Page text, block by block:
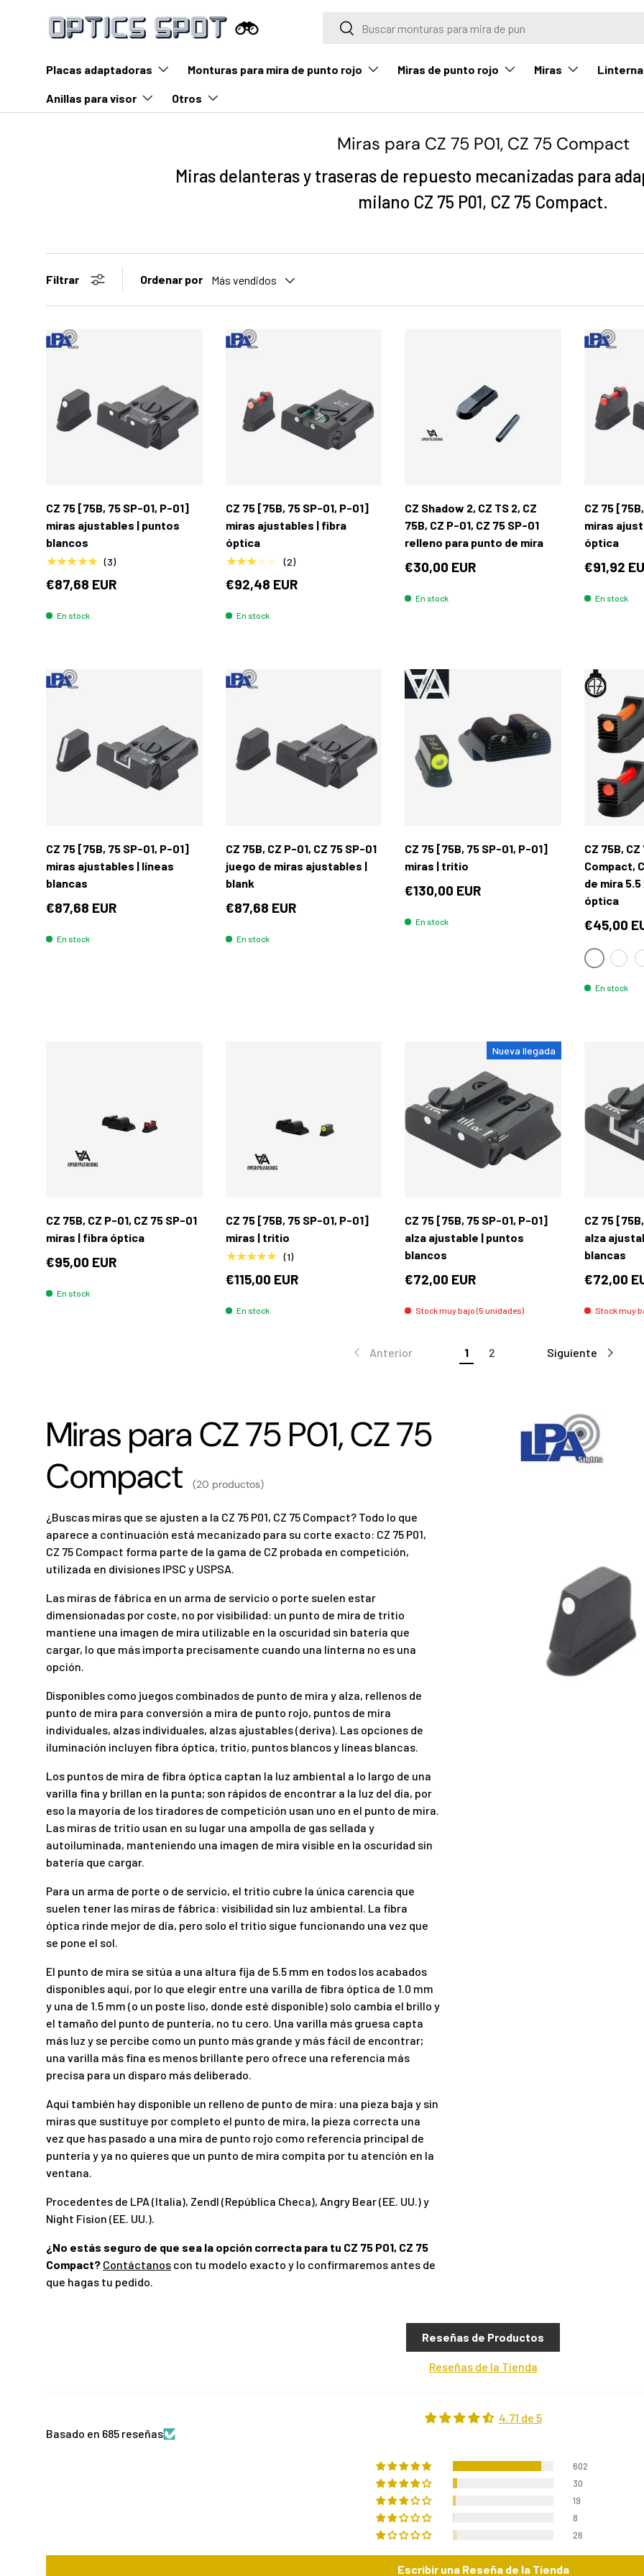
Saltar al contenido Buscar
Buscar
Placas adaptadoras Monturas para mira de punto rojo Miras de punto rojo Miras
Anillas para visor Otros
Miras para CZ 75 P01, CZ 75 Compact
Miras delanteras y traseras de repuesto mecanizadas para
milano CZ 75 P01, CZ 75 Compact.
Filtrar Ordenar por Más vendidos
CZ 75 [75B, 75 SP-01, P-01]
miras ajustables | puntos
blancos
★★★★★ (3)
€87,68 EUR
En stock
CZ 75 [75B, 75 SP-01, P-01]
miras ajustables | fibra
óptica
★★★★★ (2)
€92,48 EUR
En stock
CZ Shadow 2, CZ TS 2, CZ
75B, CZ P-01, CZ 75 SP-01
relleno para punto de mira
€30,00 EUR
En stock
CZ 75
miras
óptica
€91,92
En stock
CZ 75 [75B, 75 SP-01, P-01]
miras ajustables | líneas
blancas
€87,68 EUR
En stock
CZ 75B, CZ P-01, CZ 75 SP-01
juego de miras ajustables |
blank
€87,68 EUR
En stock
CZ 75 [75B, 75 SP-01, P-01]
miras | tritio
€130,00 EUR
En stock
Añadir al carrito
CZ 75B,
Compact,
de mira 5.5
óptica
€45,00
Rojo
En stock
CZ 75B, CZ P-01, CZ 75 SP-01
miras | fibra óptica
€95,00 EUR
En stock
CZ 75 [75B, 75 SP-01, P-01]
miras | tritio
★★★★★ (1)
€115,00 EUR
En stock
Nueva llegada
CZ 75 [75B, 75 SP-01, P-01]
alza ajustable | puntos
blancos
€72,00 EUR
Stock muy bajo (5 unidades)
CZ 75
alza
blancas
€72,00
Stock muy
Anterior 1 2 Siguiente
Miras para CZ 75 P01, CZ 75
Compact
(20 productos)
¿Buscas miras que se ajusten a la CZ 75 P01, CZ 75 Compact? Todo lo que
aparece a continuación está mecanizado para su corte exacto: CZ 75 P01,
CZ 75 Compact forma parte de la gama de CZ probada en competición,
utilizada en divisiones IPSC y USPSA.
Las miras de fábrica en un arma de servicio o porte suelen estar
dimensionadas por coste, no por visibilidad: un punto de mira de tritio
mantiene una imagen de mira utilizable en la oscuridad sin batería que
cargar, lo que más importa precisamente cuando una linterna no es una
opción.
Disponibles como juegos combinados de punto de mira y alza, rellenos de
punto de mira para conversión a mira de punto rojo, puntos de mira
individuales, alzas individuales, alzas ajustables (deriva). Las opciones de
iluminación incluyen fibra óptica, tritio, puntos blancos y líneas blancas.
Los puntos de mira de fibra óptica captan la luz ambiental a lo largo de una
varilla fina y brillan en la punta; son rápidos de encontrar a la luz del día, por
eso la mayoría de los tiradores de competición usan uno en el punto de mira.
Las miras de tritio usan en su lugar una ampolla de gas sellada y
autoiluminada, manteniendo una imagen de mira visible en la oscuridad sin
batería que cargar.
Para un arma de porte o de servicio, el tritio cubre la única carencia que
suelen tener las miras de fábrica: visibilidad sin luz ambiental. La fibra
óptica rinde mejor de día, pero solo el tritio sigue funcionando una vez que
se pone el sol.
El punto de mira se sitúa a una altura fija de 5.5 mm en todos los acabados
disponibles aquí, por lo que elegir entre una varilla de fibra óptica de 1.0 mm
y una de 1.5 mm (o un poste liso, donde esté disponible) solo cambia el brillo y
el tamaño del punto de puntería, no tu cero. Una varilla más gruesa capta
más luz y se percibe como un punto más grande y más fácil de encontrar;
una varilla más fina es menos brillante pero ofrece una referencia más
precisa para un disparo más deliberado.
Aquí también hay disponible un relleno de punto de mira: una pieza baja y sin
miras que sustituye por completo el punto de mira, la pieza correcta una
vez que has pasado a una mira de punto rojo como referencia principal de
puntería y ya no quieres que un punto de mira compita por tu atención en la
ventana.
Procedentes de LPA (Italia), Zendl (República Checa), Angry Bear (EE. UU.) y
Night Fision (EE. UU.).
¿No estás seguro de que sea la opción correcta para tu CZ 75 P01, CZ 75
Compact? Contáctanos con tu modelo exacto y lo confirmaremos antes de
que hagas tu pedido.
Reseñas de Productos
Reseñas de la Tienda
4.71 de 5
Basado en 685 reseñas
602
30
19
8
26
Escribir una Reseña de la Tienda